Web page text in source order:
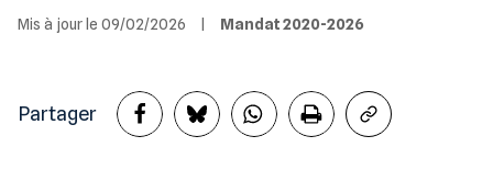
Mis à jour le 09/02/2026 Mandat 2020-2026
Partager